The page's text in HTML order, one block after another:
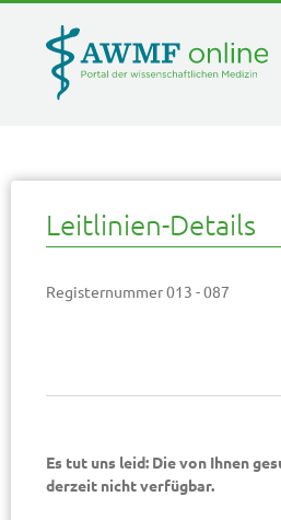
Leitlinien-Details
Registernummer 013 - 087
Es tut uns leid: Die von Ihnen
derzeit nicht verfügbar.